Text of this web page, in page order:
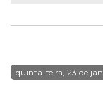
quinta-feira, 23 de